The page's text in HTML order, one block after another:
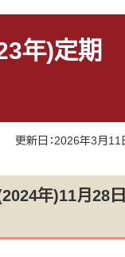
年)定期
更新日：2026年3月11
年)11月28日